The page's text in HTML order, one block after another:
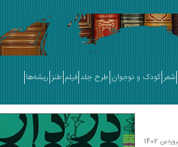
شعر کودک و نوجوان طرح جلد فیلم طنز ریشه‌ها